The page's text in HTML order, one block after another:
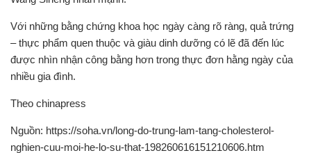
Với những bằng chứng khoa học ngày càng rõ ràng, quả trứng
– thực phẩm quen thuộc và giàu dinh dưỡng có lẽ đã đến lúc
được nhìn nhận công bằng hơn trong thực đơn hằng ngày của
nhiều gia đình.
Theo chinapress
Nguồn: https://soha.vn/long-do-trung-lam-tang-cholesterol-
nghien-cuu-moi-he-lo-su-that-198260616151210606.htm